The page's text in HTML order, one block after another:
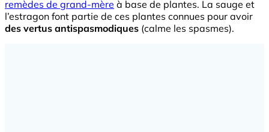
remèdes de grand-mère à base de plantes. La sauge et
l’estragon font partie de ces plantes connues pour avoir
des vertus antispasmodiques (calme les spasmes).